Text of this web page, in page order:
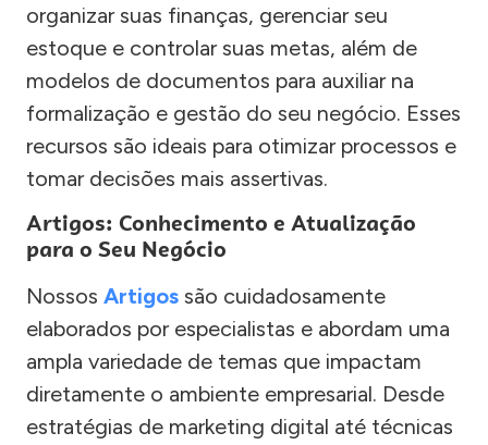
organizar suas finanças, gerenciar seu
estoque e controlar suas metas, além de
modelos de documentos para auxiliar na
formalização e gestão do seu negócio. Esses
recursos são ideais para otimizar processos e
tomar decisões mais assertivas.
Artigos: Conhecimento e Atualização
para o Seu Negócio
Nossos Artigos são cuidadosamente
elaborados por especialistas e abordam uma
ampla variedade de temas que impactam
diretamente o ambiente empresarial. Desde
estratégias de marketing digital até técnicas